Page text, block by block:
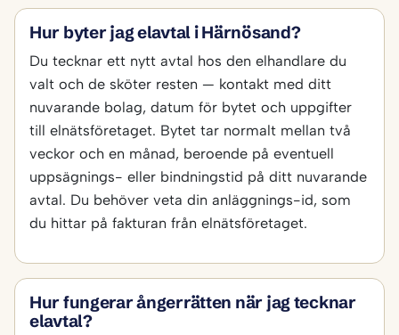
Hur byter jag elavtal i Härnösand?
Du tecknar ett nytt avtal hos den elhandlare du
valt och de sköter resten — kontakt med ditt
nuvarande bolag, datum för bytet och uppgifter
till elnätsföretaget. Bytet tar normalt mellan två
veckor och en månad, beroende på eventuell
uppsägnings- eller bindningstid på ditt nuvarande
avtal. Du behöver veta din anläggnings-id, som
du hittar på fakturan från elnätsföretaget.
Hur fungerar ångerrätten när jag tecknar
elavtal?